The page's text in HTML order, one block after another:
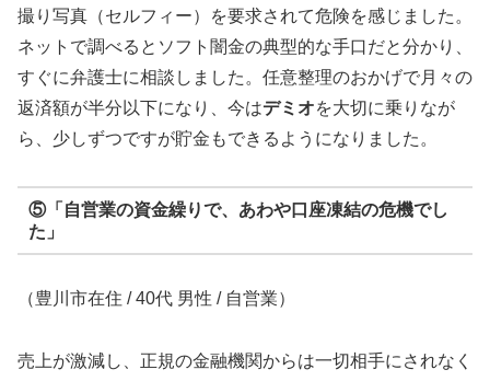
撮り写真（セルフィー）を要求されて危険を感じました。
ネットで調べるとソフト闇金の典型的な手口だと分かり、
すぐに弁護士に相談しました。任意整理のおかげで月々の
返済額が半分以下になり、今はデミオを大切に乗りなが
ら、少しずつですが貯金もできるようになりました。
⑤「自営業の資金繰りで、あわや口座凍結の危機でし
た」
（豊川市在住 / 40代 男性 / 自営業）
売上が激減し、正規の金融機関からは一切相手にされなく